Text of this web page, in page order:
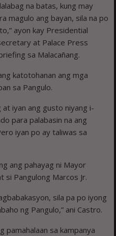
na batas, kung may
magulo ang bayan, sila na po
ayon kay Presidential
at Palace Press
sa Malacañang.
katotohanan ang mga
sa Pangulo.
at iyan ang gusto niyang i-
para palabasin na ang
iyan po ay taliwas sa
ang pahayag ni Mayor
si Pangulong Marcos Jr.
sila pa po iyong
ng Pangulo,” ani Castro.
pamahalaan sa kampanya